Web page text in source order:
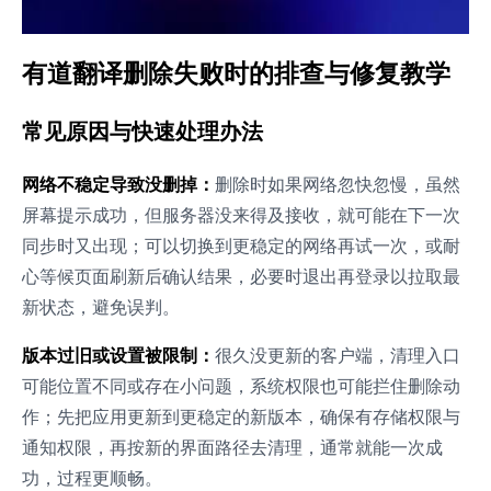
有道翻译删除失败时的排查与修复教学
常见原因与快速处理办法
网络不稳定导致没删掉： 删除时如果网络忽快忽慢，虽然
屏幕提示成功，但服务器没来得及接收，就可能在下一次
同步时又出现；可以切换到更稳定的网络再试一次，或耐
心等候页面刷新后确认结果，必要时退出再登录以拉取最
新状态，避免误判。
版本过旧或设置被限制： 很久没更新的客户端，清理入口
可能位置不同或存在小问题，系统权限也可能拦住删除动
作；先把应用更新到更稳定的新版本，确保有存储权限与
通知权限，再按新的界面路径去清理，通常就能一次成
功，过程更顺畅。